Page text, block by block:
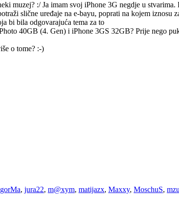
muzej? :/ Ja imam svoj iPhone 3G negdje u
slične uređaje na e-bayu, poprati na kojem
bi bila odgovarajuća tema za to
40GB (4. Gen) i iPhone 3GS 32GB? Prije nego
o tome? :-)
, jura22, m@xym, matijazx, Maxxy, MoschuS,